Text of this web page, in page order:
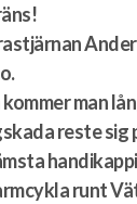
man
reste sig
runt